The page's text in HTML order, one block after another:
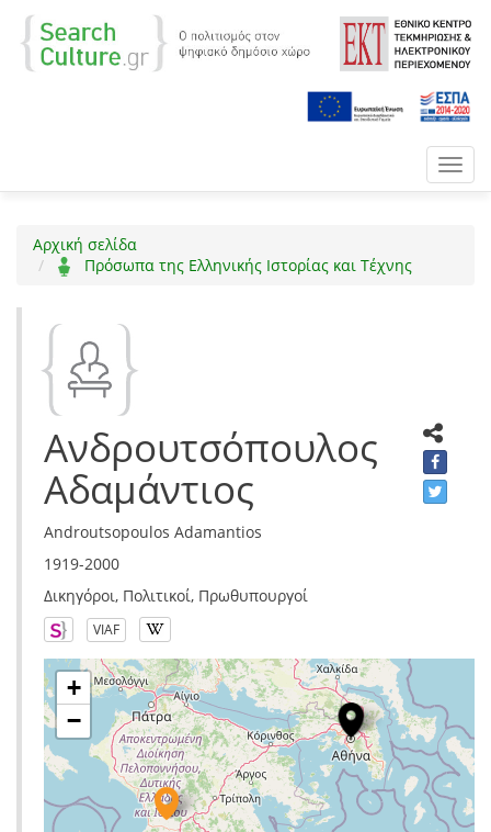
Αρχική σελίδα
Πρόσωπα της Ελληνικής Ιστορίας και Τέχνης
Ανδρουτσόπουλος
Αδαμάντιος
Androutsopoulos Adamantios
1919-2000
Δικηγόροι, Πολιτικοί, Πρωθυπουργοί
VIAF
+
−